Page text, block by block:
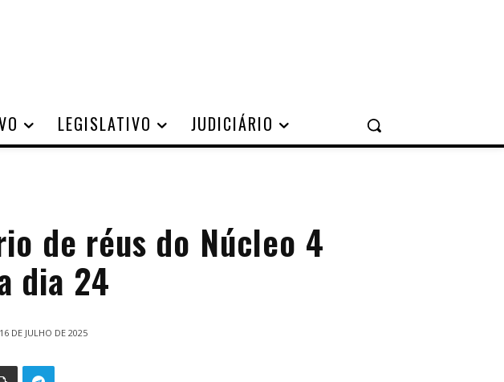
LEGISLATIVO JUDICIÁRIO
de réus do Núcleo 4
dia 24
16 DE JULHO DE 2025